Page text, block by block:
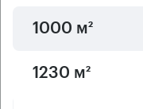
1000 м²
1230 м²